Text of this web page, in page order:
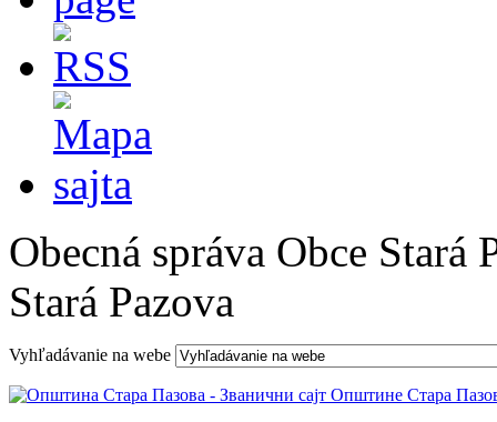
Obecná správa Obce Stará
Stará Pazova
Vyhľadávanie na webe